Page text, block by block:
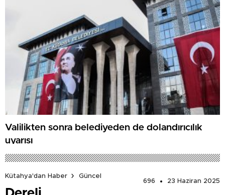
Valilikten sonra belediyeden de dolandırıcılık
uyarısı
Kütahya'dan Haber
Güncel
696
23 Haziran 2025